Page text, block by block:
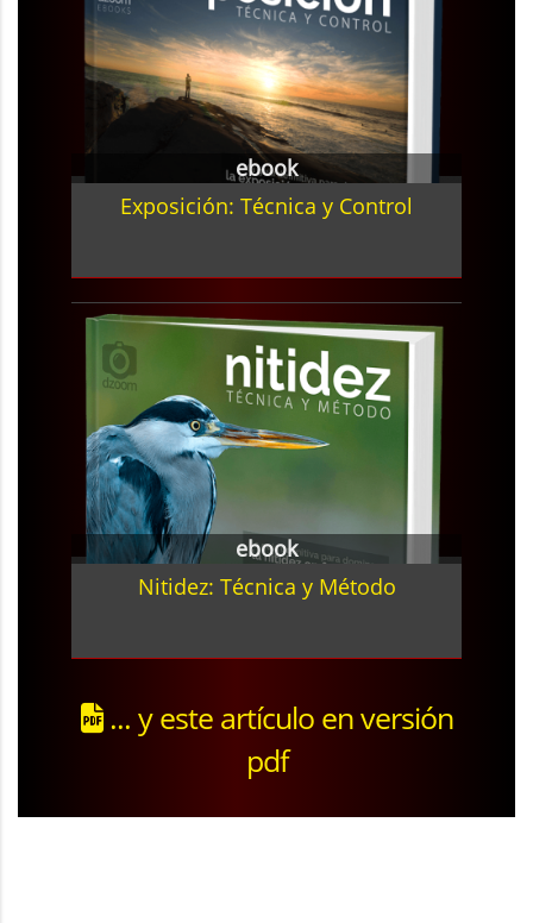
ebook
Exposición: Técnica y Control
ebook
Nitidez: Técnica y Método
... y este artículo en versión
pdf